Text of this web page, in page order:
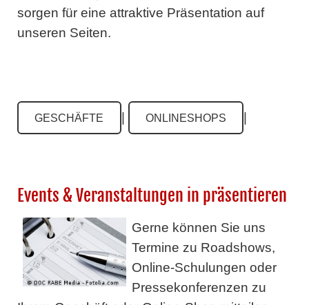
sorgen für eine attraktive Präsentation auf
unseren Seiten.
GESCHÄFTE | ONLINESHOPS |
Events & Veranstaltungen in präsentieren
Gerne können Sie uns
Termine zu Roadshows,
Online-Schulungen oder
Pressekonferenzen zu